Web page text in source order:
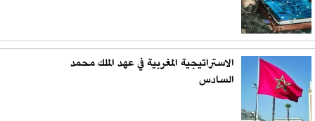
الاستراتيجية المغربية في عهد الملك محمد
السادس